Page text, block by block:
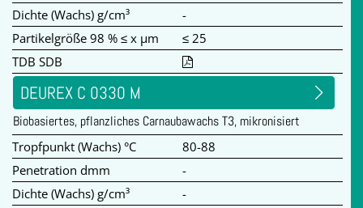
Dichte (Wachs) g/cm³
-
Partikelgröße 98 % ≤ x µm
≤ 25
TDB SDB
DEUREX C 0330 M
Biobasiertes, pflanzliches Carnaubawachs T3, mikronisiert
Tropfpunkt (Wachs) °C
80-88
Penetration dmm
-
Dichte (Wachs) g/cm³
-